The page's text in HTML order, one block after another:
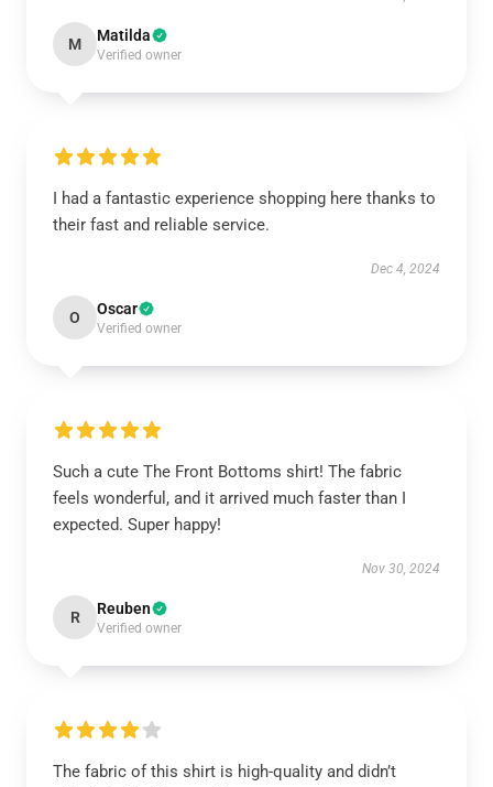
M Matilda
Verified owner
I had a fantastic experience shopping here thanks to
their fast and reliable service.
Dec 4, 2024
O Oscar
Verified owner
Such a cute The Front Bottoms shirt! The fabric
feels wonderful, and it arrived much faster than I
expected. Super happy!
Nov 30, 2024
R Reuben
Verified owner
The fabric of this shirt is high-quality and didn’t